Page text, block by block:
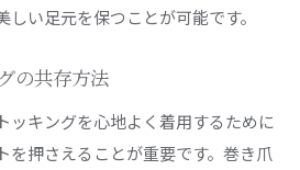
の選び方で巻き爪の悪化を防ぐ
に役立つストッキングの選び方
い足元を保つことが可能です。
の共存方法
ッキングを心地よく着用するために
を押さえることが重要です。巻き爪